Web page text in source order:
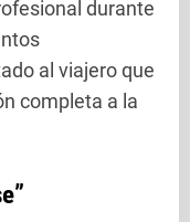
durante
al viajero que
completa a la